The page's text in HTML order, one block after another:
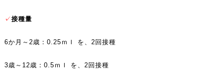
✓接種量
6か月～2歳：0.25ｍｌ を、2回接種
3歳～12歳：0.5ｍｌ を、2回接種